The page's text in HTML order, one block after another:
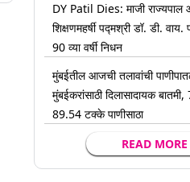
DY Patil Dies: माजी राज्यपाल
शिक्षणमहर्षी पद्मश्री डॉ. डी. वाय.
90 व्या वर्षी निधन
मुंबईतील आजची तलावांची
मुंबईकरांसाठी दिलासादायक
89.54 टक्के पाणीसाठा
READ MORE